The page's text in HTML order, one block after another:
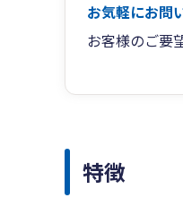
お気軽にお問
お客様のご要
特徴